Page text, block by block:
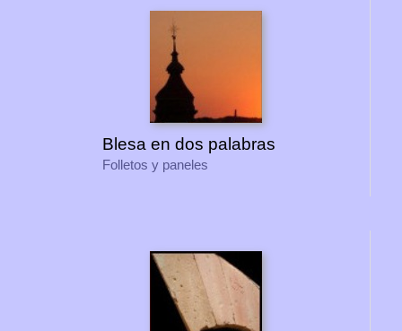
Blesa en dos palabras
Folletos y paneles